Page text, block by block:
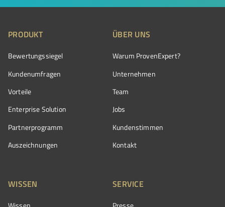
PRODUKT
Bewertungssiegel
Kundenumfragen
Vorteile
Enterprise Solution
Partnerprogramm
Auszeichnungen
ÜBER UNS
Warum ProvenExpert?
Unternehmen
Team
Jobs
Kundenstimmen
Kontakt
WISSEN
Wissen
SERVICE
Presse